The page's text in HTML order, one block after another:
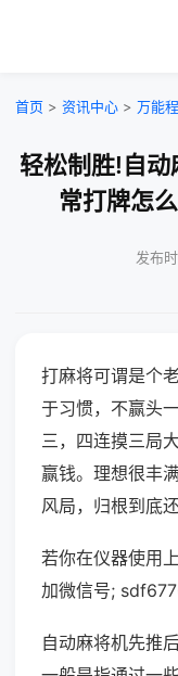
首页 > 资讯中心 > 万能
轻松制胜!自动
常打牌怎
发布
打麻将可谓是个
于习惯，不赢头
三，四连摸三局
赢钱。理想很丰
风局，归根到底
若你在仪器使用
加微信号;
自动麻将机先推